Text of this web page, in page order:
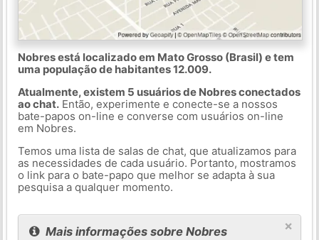
Nobres está localizado em Mato Grosso (Brasil) e tem
uma população de habitantes 12.009.
Atualmente, existem 5 usuários de Nobres conectados
ao chat.Então, experimente e conecte-se a nossos
bate-papos on-line e converse com usuários on-line
em Nobres.
Temos uma lista de salas de chat, que atualizamos para
as necessidades de cada usuário. Portanto, mostramos
o link para o bate-papo que melhor se adapta à sua
pesquisa a qualquer momento.
×
Mais informações sobre Nobres